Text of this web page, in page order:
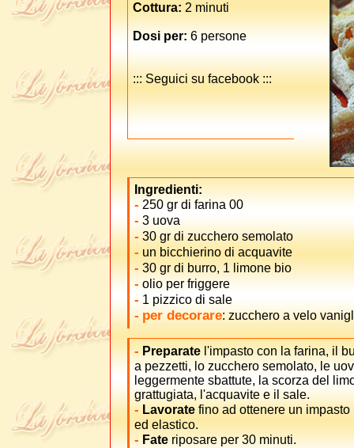
Cottura: 2 minuti
Dosi per: 6 persone
::: Seguici su facebook :::
Ingredienti:
- 250 gr di farina 00
- 3 uova
- 30 gr di zucchero semolato
- un bicchierino di acquavite
- 30 gr di burro, 1 limone bio
- olio per friggere
- 1 pizzico di sale
- per decorare: zucchero a velo
- Preparate l'impasto con la farina, il
a pezzetti, lo zucchero semolato, le
leggermente sbattute, la scorza del
grattugiata, l'acquavite e il sale.
- Lavorate fino ad ottenere un impasto
ed elastico.
- Fate riposare per 30 minuti.